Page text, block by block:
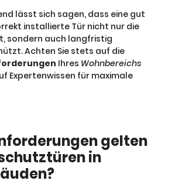
lässt sich sagen, dass eine gut
installierte Tür nicht nur die
sondern auch langfristig
Achten Sie stets auf die
Ihres Wohnbereichs
Expertenwissen für maximale
gelten
in